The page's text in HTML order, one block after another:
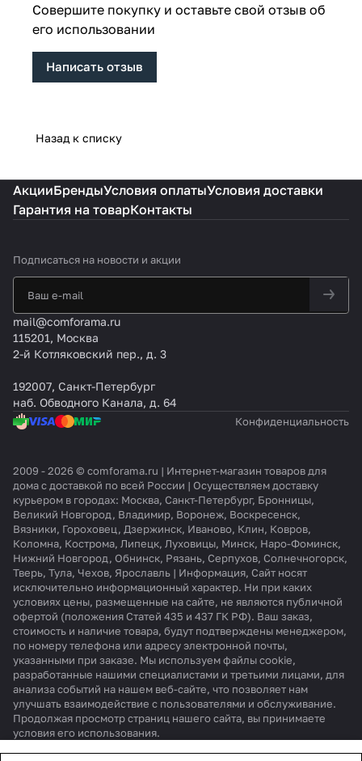
Совершите покупку и оставьте свой отзыв об
его использовании
Написать отзыв
Назад к списку
АкцииБрендыУсловия оплатыУсловия доставки
Гарантия на товарКонтакты
Подписаться на новости и акции
mail@comforama.ru
115201, Москва
2-й Котляковский пер., д. 3
192007, Санкт-Петербург
наб. Обводного Канала, д. 64
Конфиденциальность
2009 - 2026 © comforama.ru | Интернет-магазин товаров для
дома с доставкой по всей России | Осуществляем доставку
курьером в городах: Москва, Санкт-Петербург, Бронницы,
Великий Новгород, Владимир, Воронеж, Воскресенск,
Вязники, Гороховец, Дзержинск, Иваново, Клин, Ковров,
Коломна, Кострома, Липецк, Луховицы, Минск, Наро-Фоминск,
Нижний Новгород, Обнинск, Рязань, Серпухов, Солнечногорск,
Тверь, Тула, Чехов, Ярославль | Информация, Сайт носят
исключительно информационный характер. Ни при каких
условиях цены, размещенные на сайте, не являются публичной
офертой (положения Статей 435 и 437 ГК РФ). Ваш заказ,
стоимость и наличие товара, будут подтверждены менеджером,
по номеру телефона или адресу электронной почты,
указанными при заказе. Мы используем файлы cookie,
разработанные нашими специалистами и третьими лицами, для
анализа событий на нашем веб-сайте, что позволяет нам
улучшать взаимодействие с пользователями и обслуживание.
Продолжая просмотр страниц нашего сайта, вы принимаете
условия его использования.